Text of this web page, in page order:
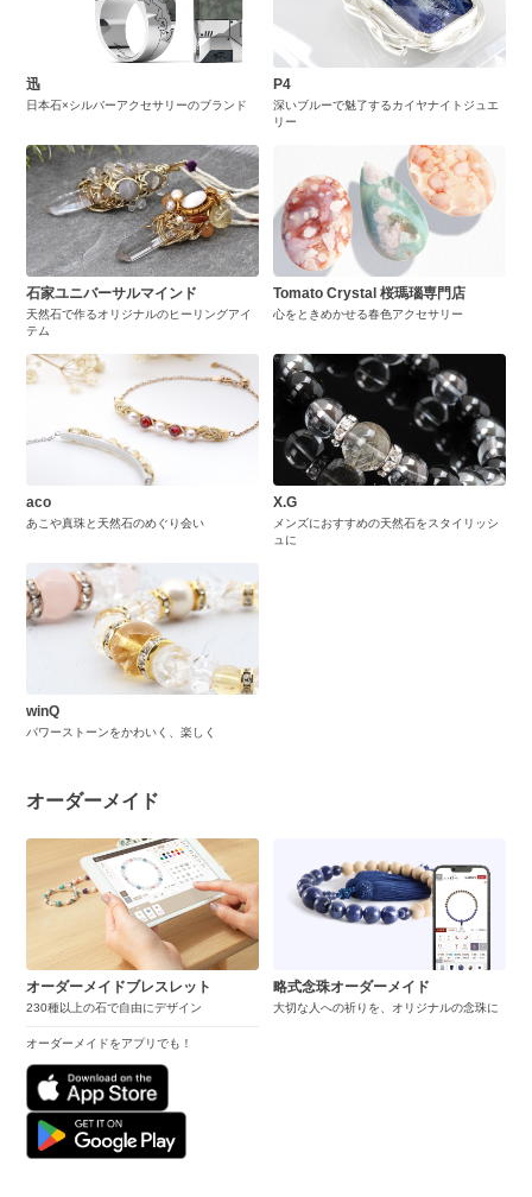
迅
日本石×シルバーアクセサリーのブランド
P4
深いブルーで魅了するカイヤナイトジュエ
リー
石家ユニバーサルマインド
天然石で作るオリジナルのヒーリングアイ
テム
Tomato Crystal 桜瑪瑙専門店
心をときめかせる春色アクセサリー
aco
あこや真珠と天然石のめぐり会い
X.G
メンズにおすすめの天然石をスタイリッシ
ュに
winQ
パワーストーンをかわいく、楽しく
オーダーメイド
オーダーメイドブレスレット
230種以上の石で自由にデザイン
オーダーメイドをアプリでも！
略式念珠オーダーメイド
大切な人への祈りを、オリジナルの念珠に